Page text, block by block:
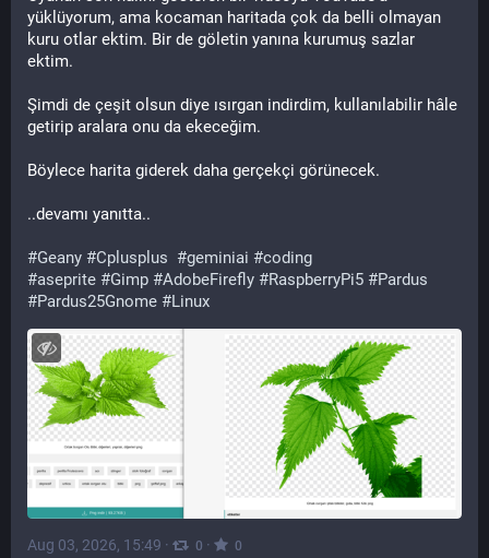
yüklüyorum, ama kocaman haritada çok da belli olmayan
kuru otlar ektim. Bir de göletin yanına kurumuş sazlar
ektim.
Şimdi de çeşit olsun diye ısırgan indirdim, kullanılabilir hâle
getirip aralara onu da ekeceğim.
Böylece harita giderek daha gerçekçi görünecek.
..devamı yanıtta..
#Geany #Cplusplus #geminiai #coding
#aseprite #Gimp #AdobeFirefly #RaspberryPi5 #Pardus
#Pardus25Gnome #Linux
Aug 03, 2026, 15:49 · 0 · 0